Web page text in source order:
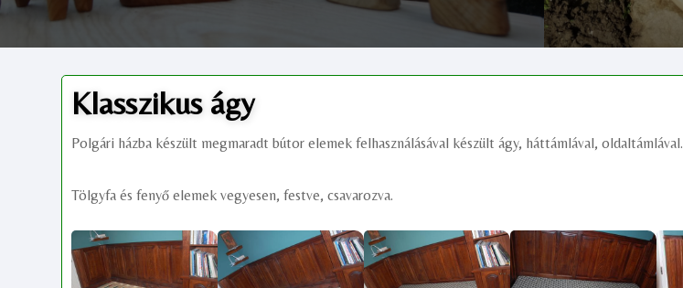
Klasszikus ágy
Polgári házba készült megmaradt bútor elemek felhasználásával készült ágy, háttámlával, oldaltámlával.
Tölgyfa és fenyő elemek vegyesen, festve, csavarozva.